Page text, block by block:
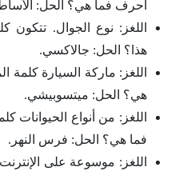
أحرف فما هي؟ الحل:
هذا؟ الحل: جالاكسي.
هي؟ الحل: ميتسوبيشي.
فما هي؟ الحل: فرس النهر.